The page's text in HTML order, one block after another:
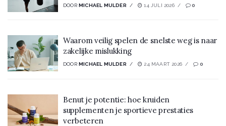
DOOR MICHAEL MULDER 14 JULI 2026 0
Waarom veilig spelen de snelste weg is naar
zakelijke mislukking
DOOR MICHAEL MULDER 24 MAART 2026 0
Benut je potentie: hoe kruiden
supplementen je sportieve prestaties
verbeteren